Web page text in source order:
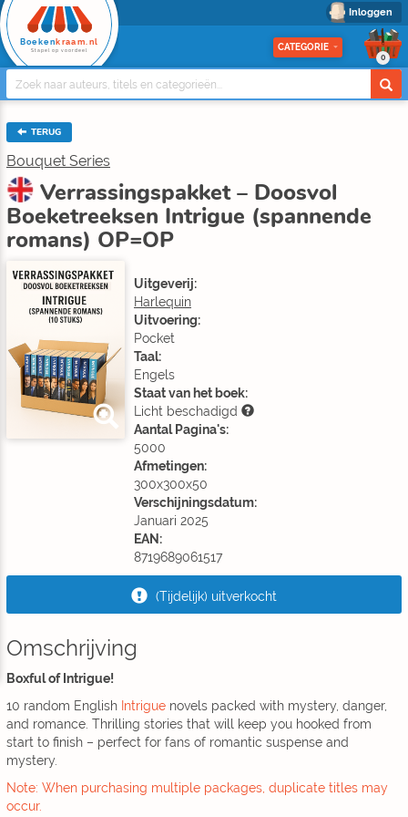
Inloggen
Boeken kraam.nl
Stapel op voordeel CATEGORIE
0
TERUG
Bouquet Series
Verrassingspakket – Doosvol
Boeketreeksen Intrigue (spannende
romans) OP=OP
Uitgeverij:
Harlequin
Uitvoering:
Pocket
Taal:
Engels
Staat van het boek:
Licht beschadigd
Aantal Pagina's:
5000
Afmetingen:
300x300x50
Verschijningsdatum:
Januari 2025
EAN:
8719689061517
(Tijdelijk) uitverkocht
Omschrijving
Boxful of Intrigue!
10 random English Intrigue novels packed with mystery, danger,
and romance. Thrilling stories that will keep you hooked from
start to finish – perfect for fans of romantic suspense and
mystery.
Note: When purchasing multiple packages, duplicate titles may
occur.